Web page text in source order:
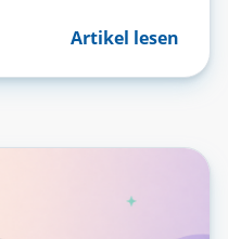
Artikel lesen